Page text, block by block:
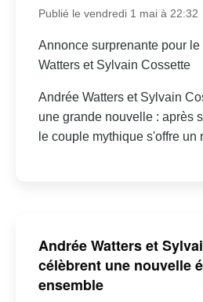
Publié le vendredi 1 mai à 22:32
Annonce surprenante pour le
Watters et Sylvain Cossette
Andrée Watters et Sylvain
une grande nouvelle : après
le couple mythique s'offre un
Andrée Watters et
célèbrent une nouvelle
ensemble